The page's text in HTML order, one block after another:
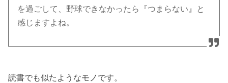
を過ごして、野球できなかったら『つまらない』と
感じますよね。
読書でも似たようなモノです。